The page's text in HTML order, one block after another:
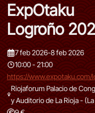
ExpOtaku
Logroño
7 feb 2026-8 feb 2026
10:00 - 21:00
https://www.expotaku.com/
Riojaforum Palacio de
y Auditorio de La Rioja - (La